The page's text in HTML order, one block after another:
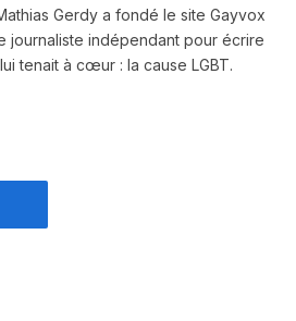
Gerdy a fondé le site Gayvox
journaliste indépendant pour écrire
tenait à cœur : la cause LGBT.